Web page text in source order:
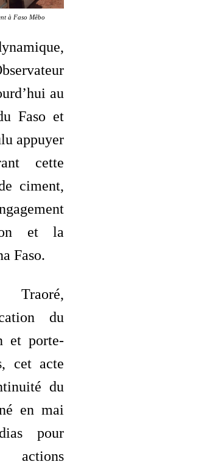
à Faso Mêbo
au
Faso et
appuyer
cette
ciment,
et la
Faso.
Traoré,
du
et porte-
cet acte
du
en mai
pour
actions